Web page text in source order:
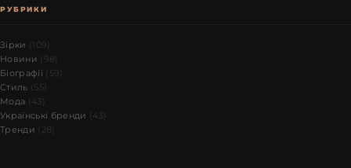
РУБРИКИ
Зірки (109)
Новини (98)
Біографії (59)
Стиль (55)
Мода (43)
Українські бренди (43)
Тренди (28)